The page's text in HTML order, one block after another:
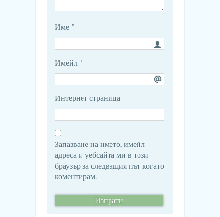
Име *
Имейл *
Интернет страница
Запазване на името, имейл
адреса и уебсайта ми в този
браузър за следващия път когато
коментирам.